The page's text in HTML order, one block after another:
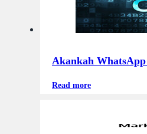
Akankah WhatsApp
Read more